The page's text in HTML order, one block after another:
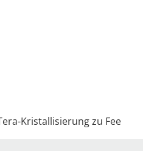
Kristallisierung zu Fee